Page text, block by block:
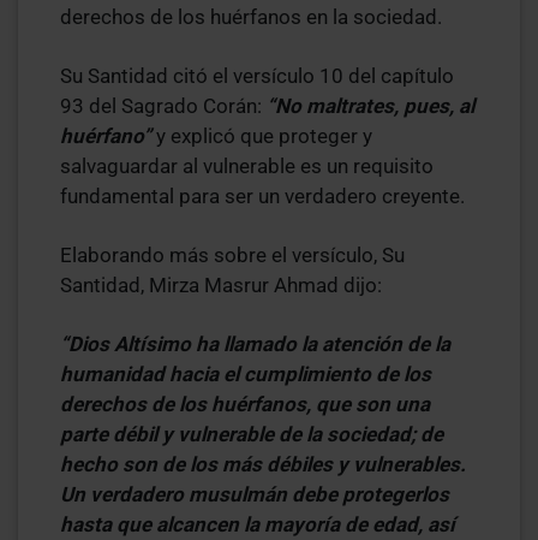
derechos de los huérfanos en la sociedad.
Su Santidad citó el versículo 10 del capítulo
93 del Sagrado Corán: “No maltrates, pues, al
huérfano”y explicó que proteger y
salvaguardar al vulnerable es un requisito
fundamental para ser un verdadero creyente.
Elaborando más sobre el versículo, Su
Santidad, Mirza Masrur Ahmad dijo:
“Dios Altísimo ha llamado la atención de la
humanidad hacia el cumplimiento de los
derechos de los huérfanos, que son una
parte débil y vulnerable de la sociedad; de
hecho son de los más débiles y vulnerables.
Un verdadero musulmán debe protegerlos
hasta que alcancen la mayoría de edad, así